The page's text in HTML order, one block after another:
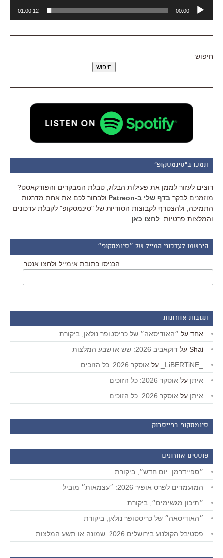
אודיו
00:00
01:00:12
חיפוש
חיפוש
תמכו ב"סינמסקופ"
רוצים לעזור לממן את פעילות הבלוג, טבלת המבקרים והפודקאסט?
מוזמנים לבקר בדף שלי ב-Patreon
ולבחור לכם את אחת מדרגות
התמיכה, ולהצטרף לקבוצות הסודיות של "סינמסקופ" לקבלת עדכונים
והמלצות פרטיות. לחצו כאן
הירשמו לעדכוני המייל של ״סינמסקופ״
הכניסו כתובת אימייל ולחצו אנטר
תגובות אחרונות
אחד על ״האודיסאה״ של כריסטופר נולאן, ביקורת
Shai על דוקאביב 2026: שש או שבע המלצות
על אוסקר 2026: כל הזוכים
איתן על אוסקר 2026: כל הזוכים
איתן על אוסקר 2026: כל הזוכים
סינמסקופ בפייסבוק
פוסטים אחרונים
״ספיידרמן: יום חדש״, ביקורת
המועמדים לפרס אופיר 2026: ״עצמאות״ מוביל
״תיכון מגשימים״, ביקורת
״האודיסאה״ של כריסטופר נולאן, ביקורת
פסטיבל הקולנוע בירושלים 2026: שמונה או תשע המלצות